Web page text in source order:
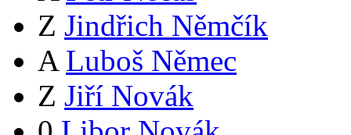
Z Jindřich Němčík
A Luboš Němec
Z Jiří Novák